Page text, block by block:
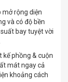
rộng diện
và có độ bền
bay tuyệt vời
kế phồng & cuộn
mát ngay cả
khoảng cách